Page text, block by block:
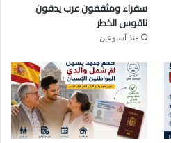
سفراء ومثقفون عرب يدقون
ناقوس الخطر
منذ أسبوعين